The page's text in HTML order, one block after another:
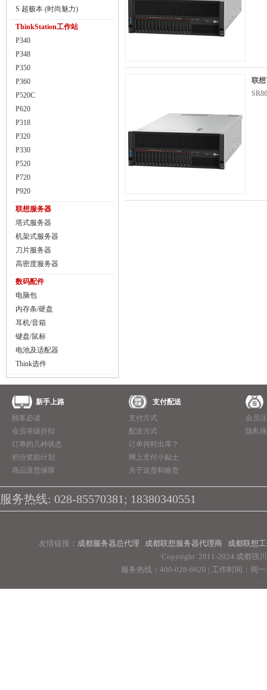
S 超极本 (时尚魅力)
ThinkStation工作站
P340
P348
P350
P360
P520C
P620
P318
P320
P330
P520
P720
P920
联想服务器
塔式服务器
机架式服务器
刀片服务器
高密度服务器
数码配件
电脑包
内存条/硬盘
耳机/音箱
键盘/鼠标
电池及适配器
Think选件
联想
新手上路
顾客必读
会员等级折扣
订单的几种状态
积分奖励计划
商品退货保障
支付配送
支付方式
配送方式
订单何时出库？
网上支付小贴士
关于送货和验货
会员
隐私
服务热线: 028-85570381; 18380340551
友情链接： 成都服务器总代理 成都联想服务器代理商
成都联想
Copyright 2011-2024 成都强
服务热线：400-028-6620 | 工作时间：周